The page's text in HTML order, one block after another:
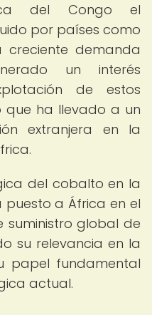
del Congo el
por países como
creciente demanda
un interés
de estos
que ha llevado a un
extranjera en la
del cobalto en la
a África en el
global de
su relevancia en la
papel fundamental
actual.